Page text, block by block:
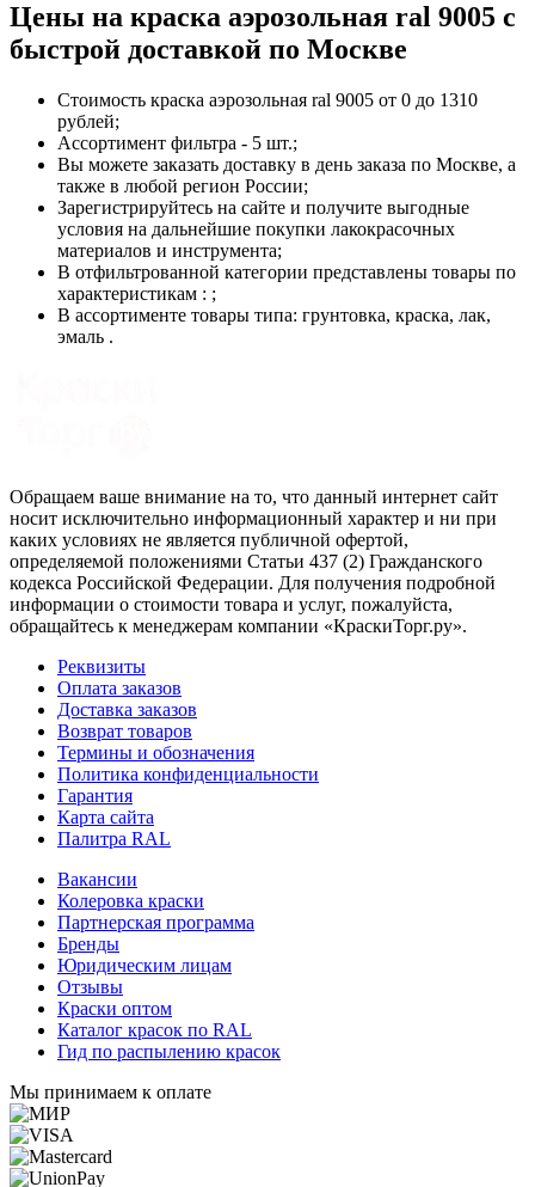
Цены на краска аэрозольная ral 9005 с
быстрой доставкой по Москве
Стоимость краска аэрозольная ral 9005 от 0 до 1310
рублей;
Ассортимент фильтра - 5 шт.;
Вы можете заказать доставку в день заказа по Москве, а
также в любой регион России;
Зарегистрируйтесь на сайте и получите выгодные
условия на дальнейшие покупки лакокрасочных
материалов и инструмента;
В отфильтрованной категории представлены товары по
характеристикам : ;
В ассортименте товары типа: грунтовка, краска, лак,
эмаль .
Обращаем ваше внимание на то, что данный интернет сайт
носит исключительно информационный характер и ни при
каких условиях не является публичной офертой,
определяемой положениями Статьи 437 (2) Гражданского
кодекса Российской Федерации. Для получения подробной
информации о стоимости товара и услуг, пожалуйста,
обращайтесь к менеджерам компании «КраскиТорг.ру».
Реквизиты
Оплата заказов
Доставка заказов
Возврат товаров
Термины и обозначения
Политика конфиденциальности
Гарантия
Карта сайта
Палитра RAL
Вакансии
Колеровка краски
Партнерская программа
Бренды
Юридическим лицам
Отзывы
Краски оптом
Каталог красок по RAL
Гид по распылению красок
Мы принимаем к оплате